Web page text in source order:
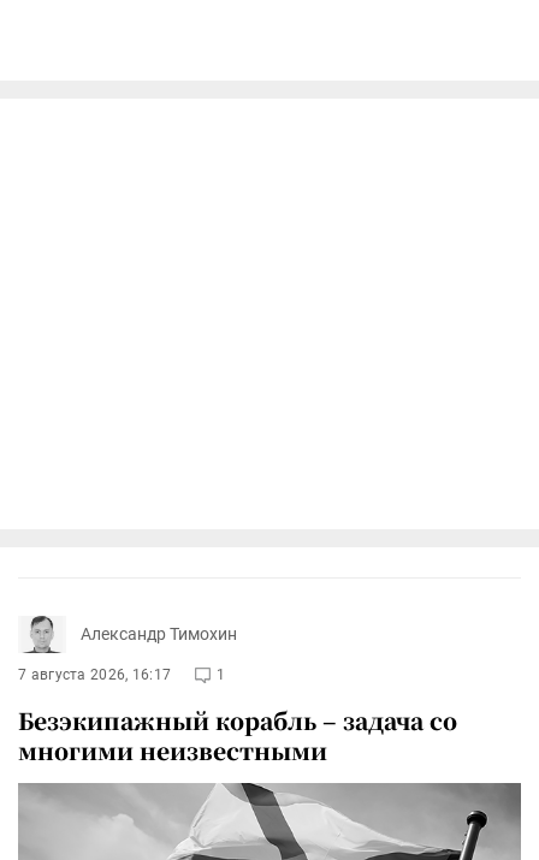
Александр Тимохин
7 августа 2026, 16:17 1
Безэкипажный корабль – задача со
многими неизвестными